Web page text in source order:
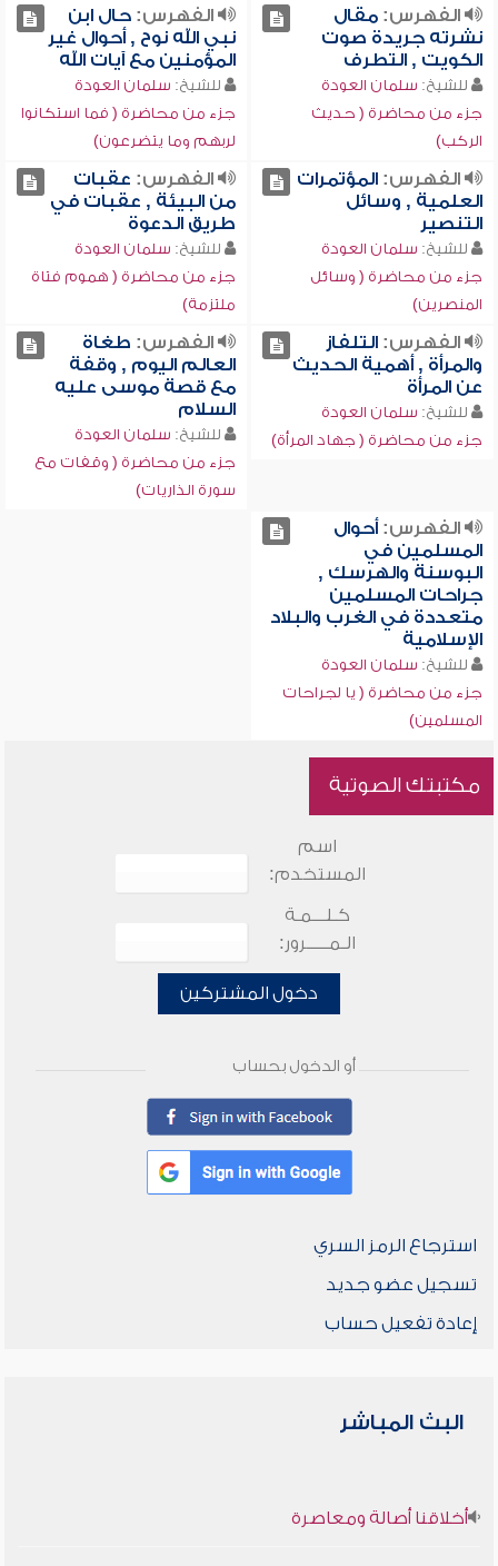
الفهرس:مقال
نشرته جريدة صوت
الكويت , التطرف
للشيخ: سلمان العودة
جزء من محاضرة ( حديث
الركب)
الفهرس:حال ابن
نبي الله نوح , أحوال غير
المؤمنين مع آيات الله
للشيخ: سلمان العودة
جزء من محاضرة ( فما استكانوا
لربهم وما يتضرعون)
الفهرس:المؤتمرات
العلمية , وسائل
التنصير
للشيخ: سلمان العودة
جزء من محاضرة ( وسائل
المنصرين)
الفهرس: عقبات
من البيئة , عقبات في
طريق الدعوة
للشيخ: سلمان العودة
جزء من محاضرة ( هموم فتاة
ملتزمة)
الفهرس:التلفاز
والمرأة , أهمية الحديث
عن المرأة
للشيخ: سلمان العودة
جزء من محاضرة ( جهاد المرأة)
الفهرس: طغاة
العالم اليوم , وقفة
مع قصة موسى عليه
السلام
للشيخ: سلمان العودة
جزء من محاضرة ( وقفات مع
سورة الذاريات)
الفهرس:أحوال
المسلمين في
البوسنة والهرسك ,
جراحات المسلمين
متعددة في الغرب والبلاد
الإسلامية
للشيخ: سلمان العودة
جزء من محاضرة ( يا لجراحات
المسلمين)
مكتبتك الصوتية
اسم
المستخدم:
كـلـــمـة
الـمـــــرور:
دخول المشتركين
أو الدخول بحساب
استرجاع الرمز السري
تسجيل عضو جديد
إعادة تفعيل حساب
البث المباشر
أخلاقنا أصالة ومعاصرة